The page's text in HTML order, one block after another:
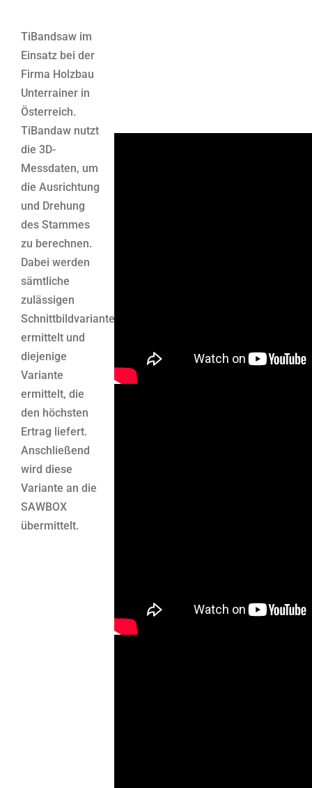
TiBandsaw im
Einsatz bei der
Firma Holzbau
Unterrainer in
Österreich.
TiBandaw nutzt
die 3D-
Messdaten, um
die Ausrichtung
und Drehung
des Stammes
zu berechnen.
Dabei werden
sämtliche
zulässigen
Schnittbildvarianten
ermittelt und
diejenige
Variante
ermittelt, die
den höchsten
Ertrag liefert.
Anschließend
wird diese
Variante an die
SAWBOX
übermittelt.